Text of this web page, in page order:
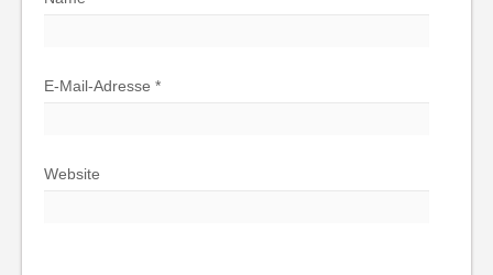
E-Mail-Adresse *
Website